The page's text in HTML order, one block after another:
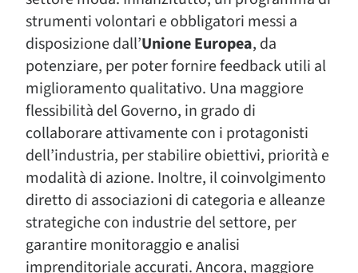
strumenti volontari e obbligatori messi a
disposizione dall’Unione Europea, da
potenziare, per poter fornire feedback utili al
miglioramento qualitativo. Una maggiore
flessibilità del Governo, in grado di
collaborare attivamente con i protagonisti
dell’industria, per stabilire obiettivi, priorità e
modalità di azione. Inoltre, il coinvolgimento
diretto di associazioni di categoria e alleanze
strategiche con industrie del settore, per
garantire monitoraggio e analisi
imprenditoriale accurati. Ancora, maggiore